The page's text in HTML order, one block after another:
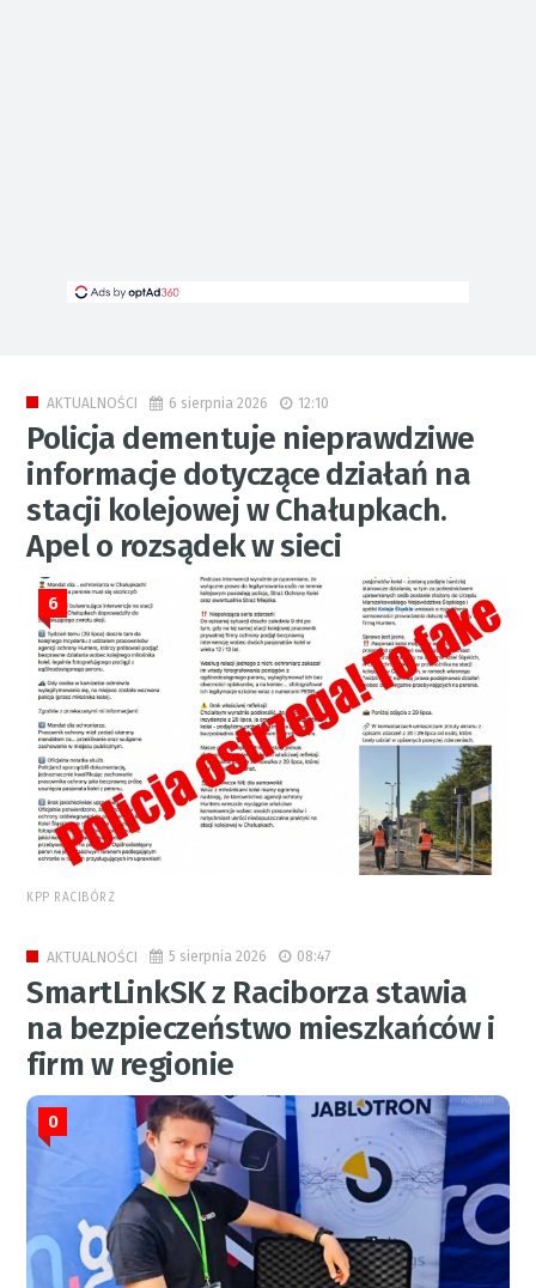
AKTUALNOŚCI 6 sierpnia 2026 12:10
Policja dementuje nieprawdziwe
informacje dotyczące działań na
stacji kolejowej w Chałupkach.
Apel o rozsądek w sieci
6
KPP RACIBÓRZ
AKTUALNOŚCI 5 sierpnia 2026 08:47
SmartLinkSK z Raciborza stawia
na bezpieczeństwo mieszkańców i
firm w regionie
0